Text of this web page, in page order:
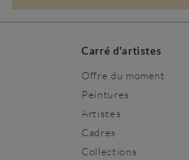
Carré d'artistes
Offre du moment
Peintures
Artistes
Cadres
Collections